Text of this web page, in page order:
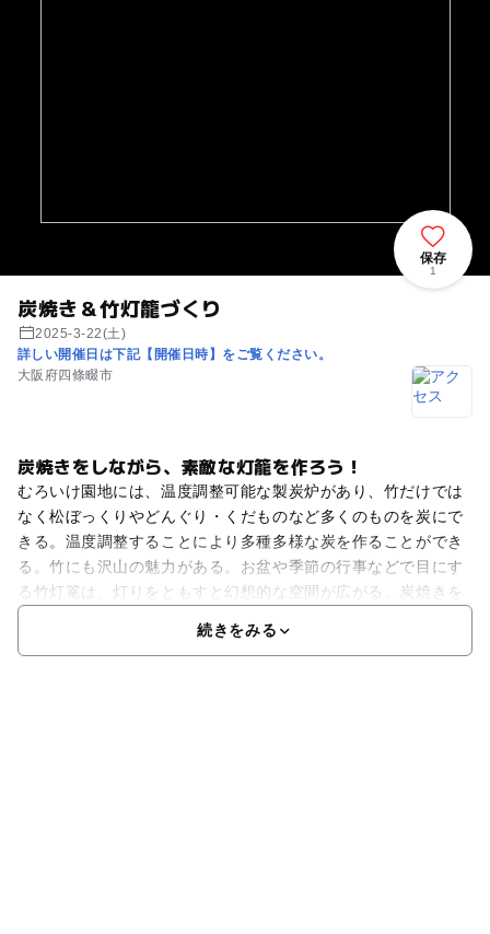
炭焼き＆竹灯籠づくり
2025-3-22(土)
詳しい開催日は下記【開催日時】をご覧ください。
大阪府四條畷市
保存
1
炭焼きをしながら、素敵な灯籠を作ろう！
むろいけ園地には、温度調整可能な製炭炉があり、竹だけでは
なく松ぼっくりやどんぐり・くだものなど多くのものを炭にで
きる。温度調整することにより多種多様な炭を作ることができ
る。竹にも沢山の魅力がある。お盆や季節の行事などで目にす
る竹灯篭は、灯りをともすと幻想的な空間が広がる。炭焼きを
続きをみる